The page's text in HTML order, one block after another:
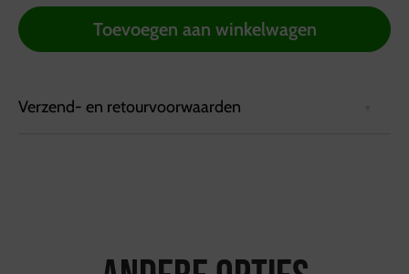
Toevoegen aan winkelwagen
Verzend- en retourvoorwaarden
Ophalen kan bij de vestiging in Hattemerbroek, van